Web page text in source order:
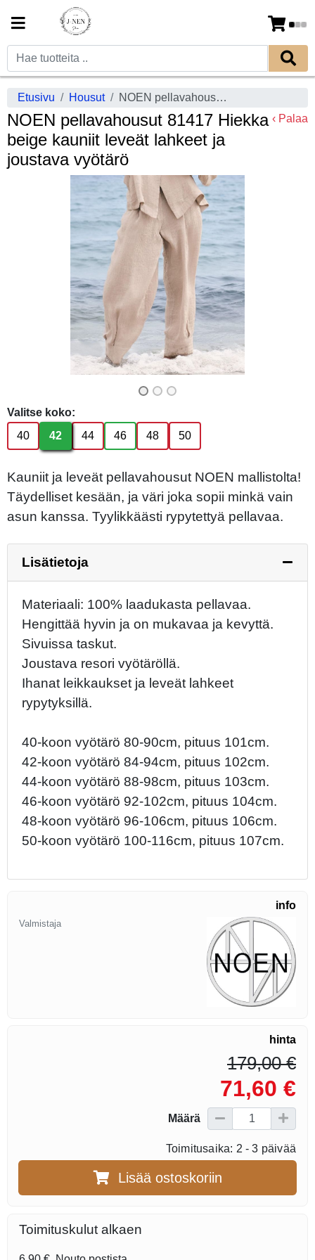
Etusivu Housut NOEN pellavahousut 81417 Hiekka beige kauniit leveät lahkeet ja joustava vyötärö
NOEN pellavahousut 81417 Hiekka
beige kauniit leveät lahkeet ja
joustava vyötärö
‹ Palaa
Previous
Valitse koko:
40
42 44 46 48 50
Kauniit ja leveät pellavahousut NOEN mallistolta!
Täydelliset kesään, ja väri joka sopii minkä vain
asun kanssa. Tyylikkäästi rypytettyä pellavaa.
Lisätietoja
Materiaali: 100% laadukasta pellavaa.
Hengittää hyvin ja on mukavaa ja kevyttä.
Sivuissa taskut.
Joustava resori vyötäröllä.
Ihanat leikkaukset ja leveät lahkeet
rypytyksillä.
40-koon vyötärö 80-90cm, pituus 101cm.
42-koon vyötärö 84-94cm, pituus 102cm.
44-koon vyötärö 88-98cm, pituus 103cm.
46-koon vyötärö 92-102cm, pituus 104cm.
48-koon vyötärö 96-106cm, pituus 106cm.
50-koon vyötärö 100-116cm, pituus 107cm.
info
Valmistaja
hinta
179,00 €
71,60 €
Määrä
Toimitusaika: 2 - 3 päivää
Lisää ostoskoriin
Toimituskulut alkaen